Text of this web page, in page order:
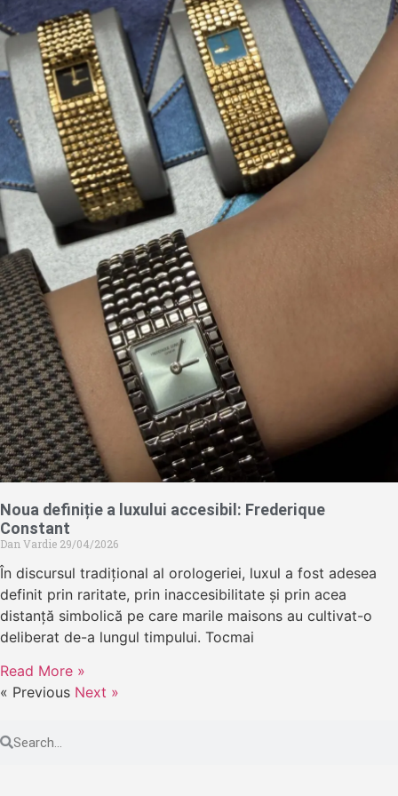
Noua definiție a luxului accesibil: Frederique
Constant
Dan Vardie 29/04/2026
În discursul tradițional al orologeriei, luxul a fost adesea
definit prin raritate, prin inaccesibilitate și prin acea
distanță simbolică pe care marile maisons au cultivat-o
deliberat de-a lungul timpului. Tocmai
Read More »
« Previous Next »